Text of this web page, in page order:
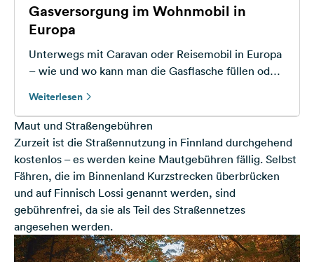
Gasversorgung im Wohnmobil in
Europa
Unterwegs mit Caravan oder Reisemobil in Europa
– wie und wo kann man die Gasflasche füllen oder
Weiterlesen
Maut und Straßengebühren
Zurzeit ist die Straßennutzung in Finnland durchgehend
kostenlos – es werden keine Mautgebühren fällig. Selbst
Fähren, die im Binnenland Kurzstrecken überbrücken
und auf Finnisch Lossi genannt werden, sind
gebührenfrei, da sie als Teil des Straßennetzes
angesehen werden.